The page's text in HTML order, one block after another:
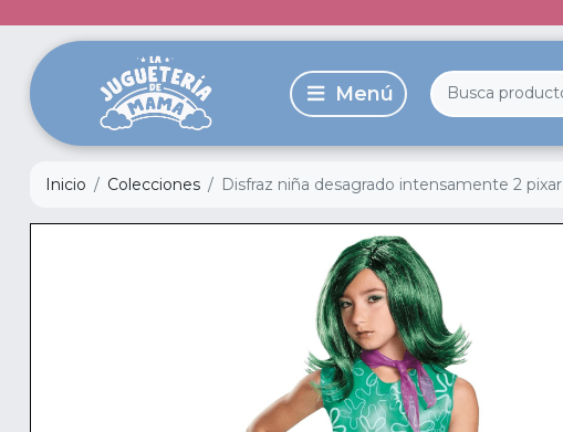
Inicio Colecciones Disfraz niña desagrado intensamente 2 pixar